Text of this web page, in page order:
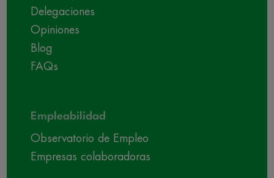
Delegaciones
Opiniones
Blog
FAQs
Empleabilidad
Observatorio de Empleo
Empresas colaboradoras